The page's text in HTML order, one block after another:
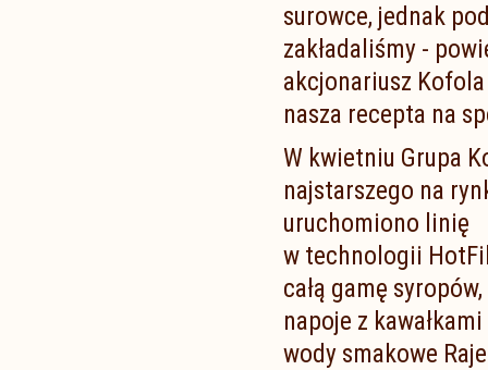
surowce, jednak
zakładaliśmy -
akcjonariusz
nasza recepta na
W kwietniu Grupa
najstarszego na
uruchomiono linię
w technologii
całą gamę
napoje z
wody smakowe